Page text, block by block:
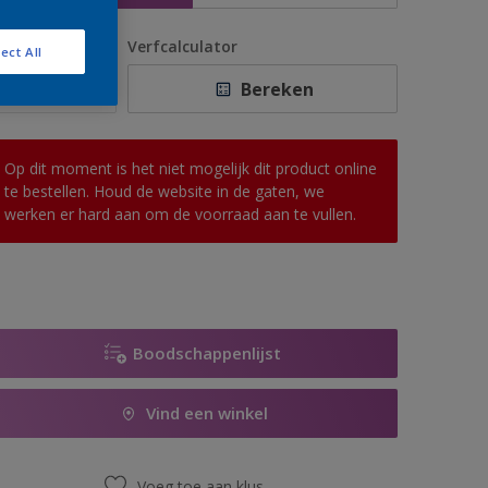
Verfcalculator
Bereken
Op dit moment is het niet mogelijk dit product online
te bestellen. Houd de website in de gaten, we
werken er hard aan om de voorraad aan te vullen.
Boodschappenlijst
Vind een winkel
All